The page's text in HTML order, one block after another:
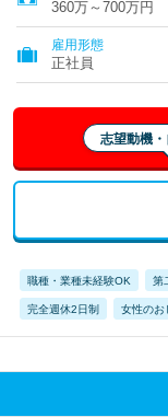
360万～700万円
雇用形態
正社員
志望動機
職種・業種未経験OK 第
完全週休2日制 女性のお